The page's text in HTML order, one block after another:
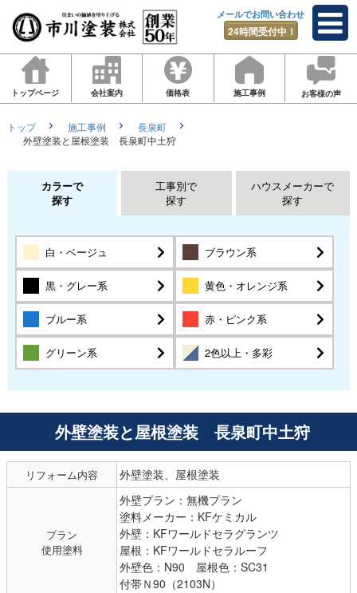
メールでお問い合わせ
24時間受付中！
トップページ 会社案内 価格表 施工事例 お客様の声
トップ 施工事例
長泉町
外壁塗装と屋根塗装 長泉町中土狩
カラーで
探す
工事別で
探す
ハウスメーカーで
探す
白・ベージュ ブラウン系
黒・グレー系 黄色・オレンジ系
ブルー系 赤・ピンク系
グリーン系 2色以上・多彩
外壁塗装と屋根塗装 長泉町中土狩
リフォーム内容 外壁塗装、屋根塗装
プラン
使用塗料
外壁プラン：無機プラン
塗料メーカー：KFケミカル
外壁：KFワールドセラグランツ
屋根：KFワールドセラルーフ
外壁色：N90 屋根色：SC31
付帯Ｎ90（2103N）